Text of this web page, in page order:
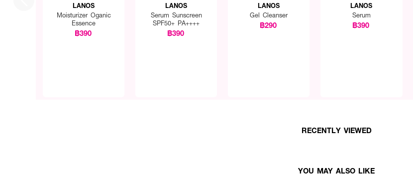
LANOS
Moisturizer Oganic
Essence
฿390
LANOS
Serum Sunscreen
SPF50+ PA++++
฿390
LANOS
Gel Cleanser
฿290
LANOS
Serum
฿390
RECENTLY VIEWED
YOU MAY ALSO LIKE